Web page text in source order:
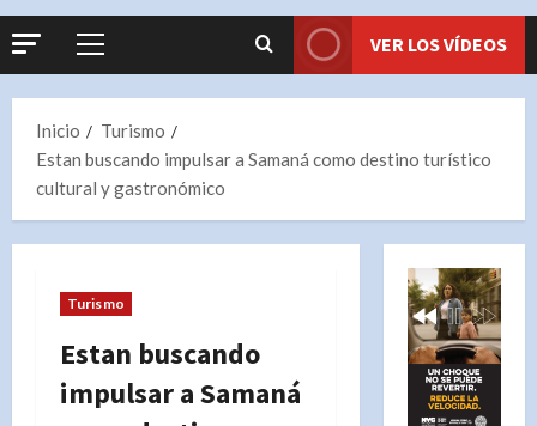
Menú
VER LOS VÍDEOS
Inicio
Turismo
Estan buscando impulsar a Samaná como destino turístico
cultural y gastronómico
Turismo
Estan buscando
impulsar a Samaná